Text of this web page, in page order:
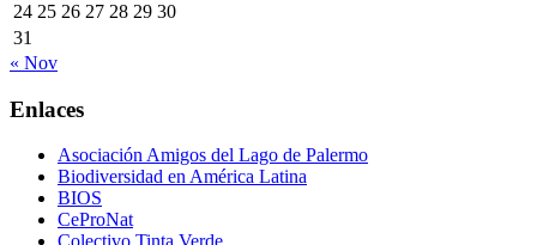
24 25 26 27 28 29 30
31
« Nov
Enlaces
Asociación Amigos del Lago de Palermo
Biodiversidad en América Latina
BIOS
CeProNat